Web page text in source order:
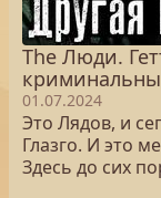
The Люди.
01.07.2024
Это Лядов, и
Глазго. И это
Здесь до сих